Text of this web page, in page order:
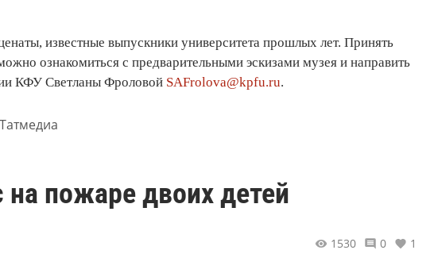
известные выпускники университета прошлых лет. Принять
ознакомиться с предварительными эскизами музея и направить
КФУ Светланы Фроловой SAFrolova@kpfu.ru.
Татмедиа
пожаре двоих детей
1530 0 1